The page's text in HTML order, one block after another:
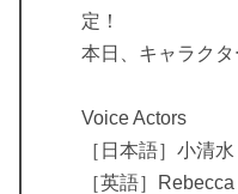
定！
本日、キャラクタ
Voice Actors
［日本語］小清
［英語］